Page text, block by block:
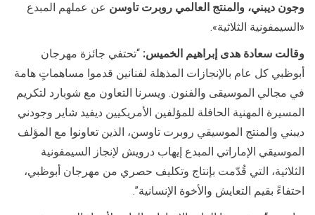
وجون ديبني، والمنتج العالمي روبرت تاوسن عن عملهم المبدع
«السيمفونية الثلاثية».
وقالت سعادة هدى إبراهيم الخميس: “تحتفي جائزة مهرجان
أبوظبي كل عام بالإنجازات المذهلة لفنانين قدموا مساهماتٍ هامة
في مجالي الموسيقى والفنون. ويسرنا التعاون مع شوبارد لتكريم
المسيرة المهنية الحافلة للمؤلفين الأمريكيين ديفيد شاير وجودني
ديبني والمنتج الموسيقي روبرت تاوسن، الذين تعاونوا مع المؤلف
الموسيقي الإماراتي المبدع إيهاب درويش لإنجاز السيمفونية
الثلاثية، التي قُدّمت بإنتاج وتكليف حصري من مهرجان أبوظبي،
احتفاءً بقيم التعايش والأخوة الإنسانية”.